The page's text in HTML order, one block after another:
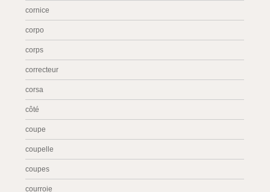
cornice
corpo
corps
correcteur
corsa
côté
coupe
coupelle
coupes
courroie